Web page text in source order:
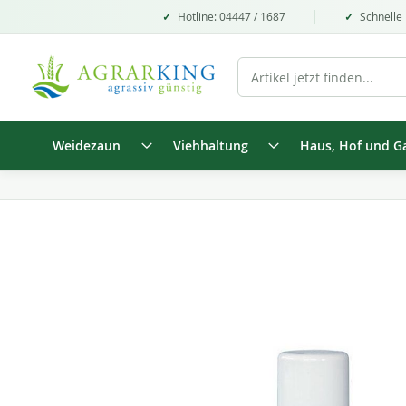
Hotline: 04447 / 1687
Weidezaun Viehhaltung Haus, Hof und